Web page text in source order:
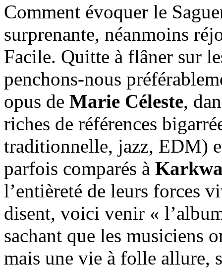
Comment évoquer le
surprenante, néanmoins
Facile. Quitte à flâner sur
penchons-nous
opus de Marie Céleste,
riches de références
traditionnelle, jazz, EDM)
parfois comparés à
l’entièreté de leurs forces
disent, voici venir «
sachant que les musiciens
mais une vie à folle allure,